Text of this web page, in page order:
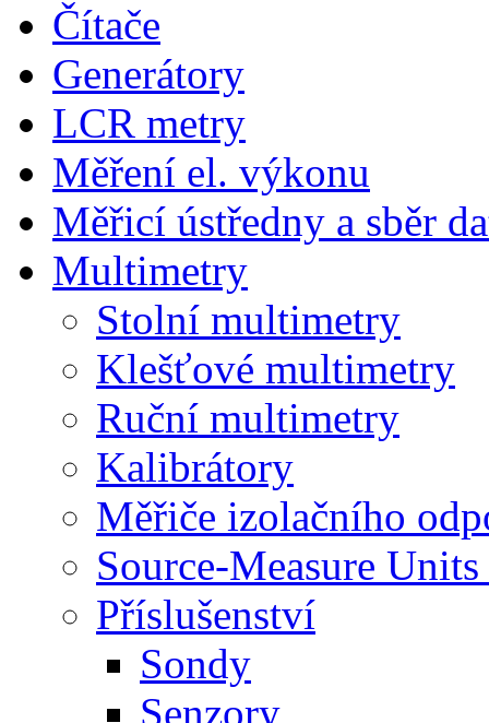
Čítače
Generátory
LCR metry
Měření el. výkonu
Měřicí ústředny a sběr
Multimetry
Stolní multimetry
Klešťové multimetry
Ruční multimetry
Kalibrátory
Měřiče izolačního
Source-Measure
Příslušenství
Sondy
Senzory